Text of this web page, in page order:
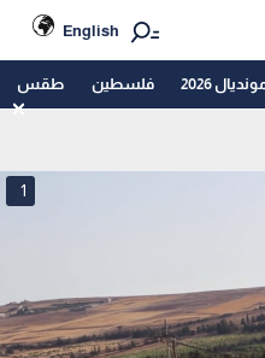
English
2026 فلسطين طقس
1